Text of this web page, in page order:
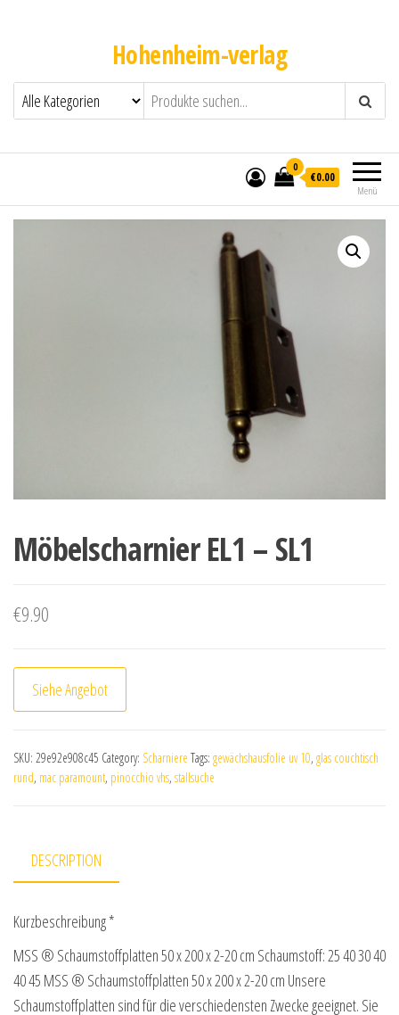
Hohenheim-verlag
Menü
0
€0.00
Möbelscharnier EL1 – SL1
€9.90
Siehe Angebot
SKU: 29e92e908c45 Category: Scharniere Tags: gewächshausfolie uv 10, glas couchtisch
rund, mac paramount, pinocchio vhs, stallsuche
DESCRIPTION
Kurzbeschreibung *
MSS ® Schaumstoffplatten 50 x 200 x 2-20 cm Schaumstoff: 25 40 30 40
40 45 MSS ® Schaumstoffplatten 50 x 200 x 2-20 cm Unsere
Schaumstoffplatten sind für die verschiedensten Zwecke geeignet. Sie